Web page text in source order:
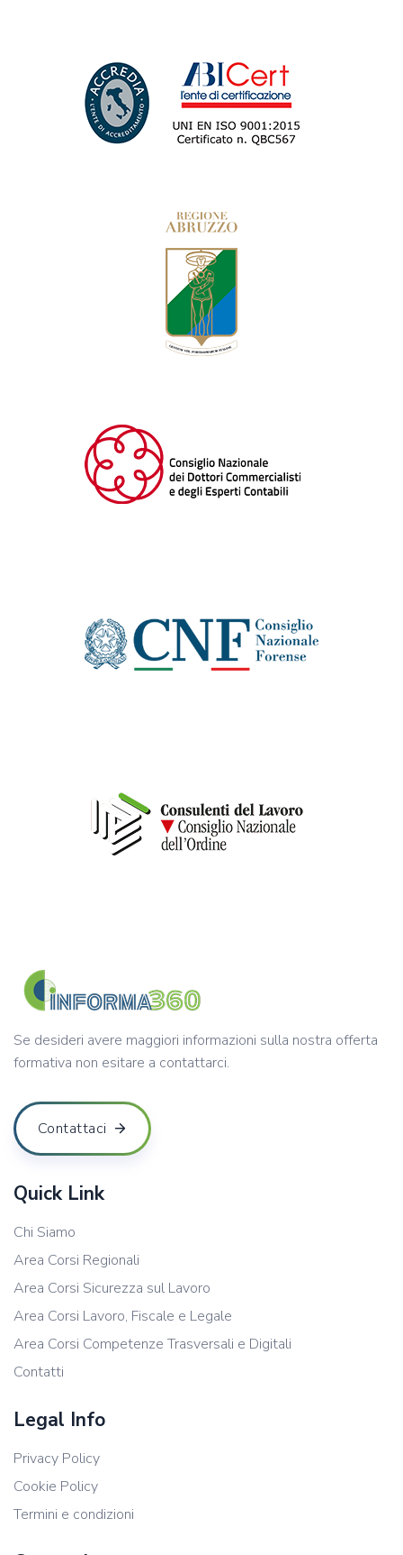
Se desideri avere maggiori informazioni sulla nostra offerta
formativa non esitare a contattarci.
Contattaci
Quick Link
Chi Siamo
Area Corsi Regionali
Area Corsi Sicurezza sul Lavoro
Area Corsi Lavoro, Fiscale e Legale
Area Corsi Competenze Trasversali e Digitali
Contatti
Legal Info
Privacy Policy
Cookie Policy
Termini e condizioni